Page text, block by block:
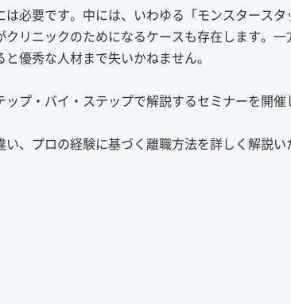
必要です。中には、いわゆる「モンスタースタ
リニックのためになるケースも存在します。一
優秀な人材まで失いかねません。
プ・バイ・ステップで解説するセミナーを開催
、プロの経験に基づく離職方法を詳しく解説い